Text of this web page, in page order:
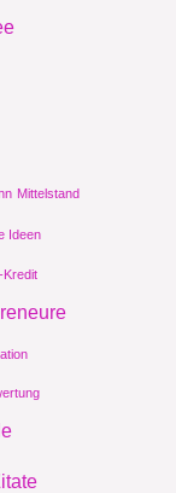
Mittelstand
Ideen
Kredit